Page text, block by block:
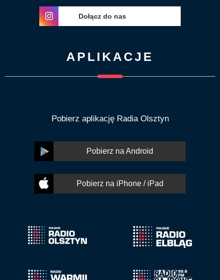
Dołącz do nas
APLIKACJE
Pobierz aplikację Radia Olsztyn
Pobierz na Android
Pobierz na iPhone / iPad